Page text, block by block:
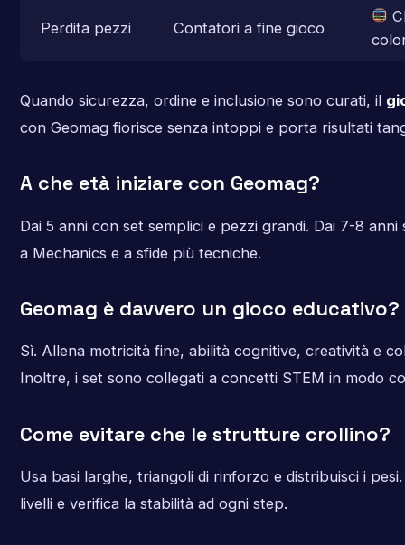
Perdita pezzi Contatori a fine gioco
Quando sicurezza, ordine e inclusione sono curati, il
con Geomag fiorisce senza intoppi e porta risultati
A che età iniziare con Geomag?
Dai 5 anni con set semplici e pezzi grandi. Dai 7-8 anni
a Mechanics e a sfide più tecniche.
Geomag è davvero un gioco educativo?
Sì. Allena motricità fine, abilità cognitive, creatività e
Inoltre, i set sono collegati a concetti STEM in modo
Come evitare che le strutture crollino?
Usa basi larghe, triangoli di rinforzo e distribuisci i
livelli e verifica la stabilità ad ogni step.